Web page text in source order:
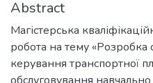
Abstract
Магістерська
робота на тему «Розробка
керування транспортної